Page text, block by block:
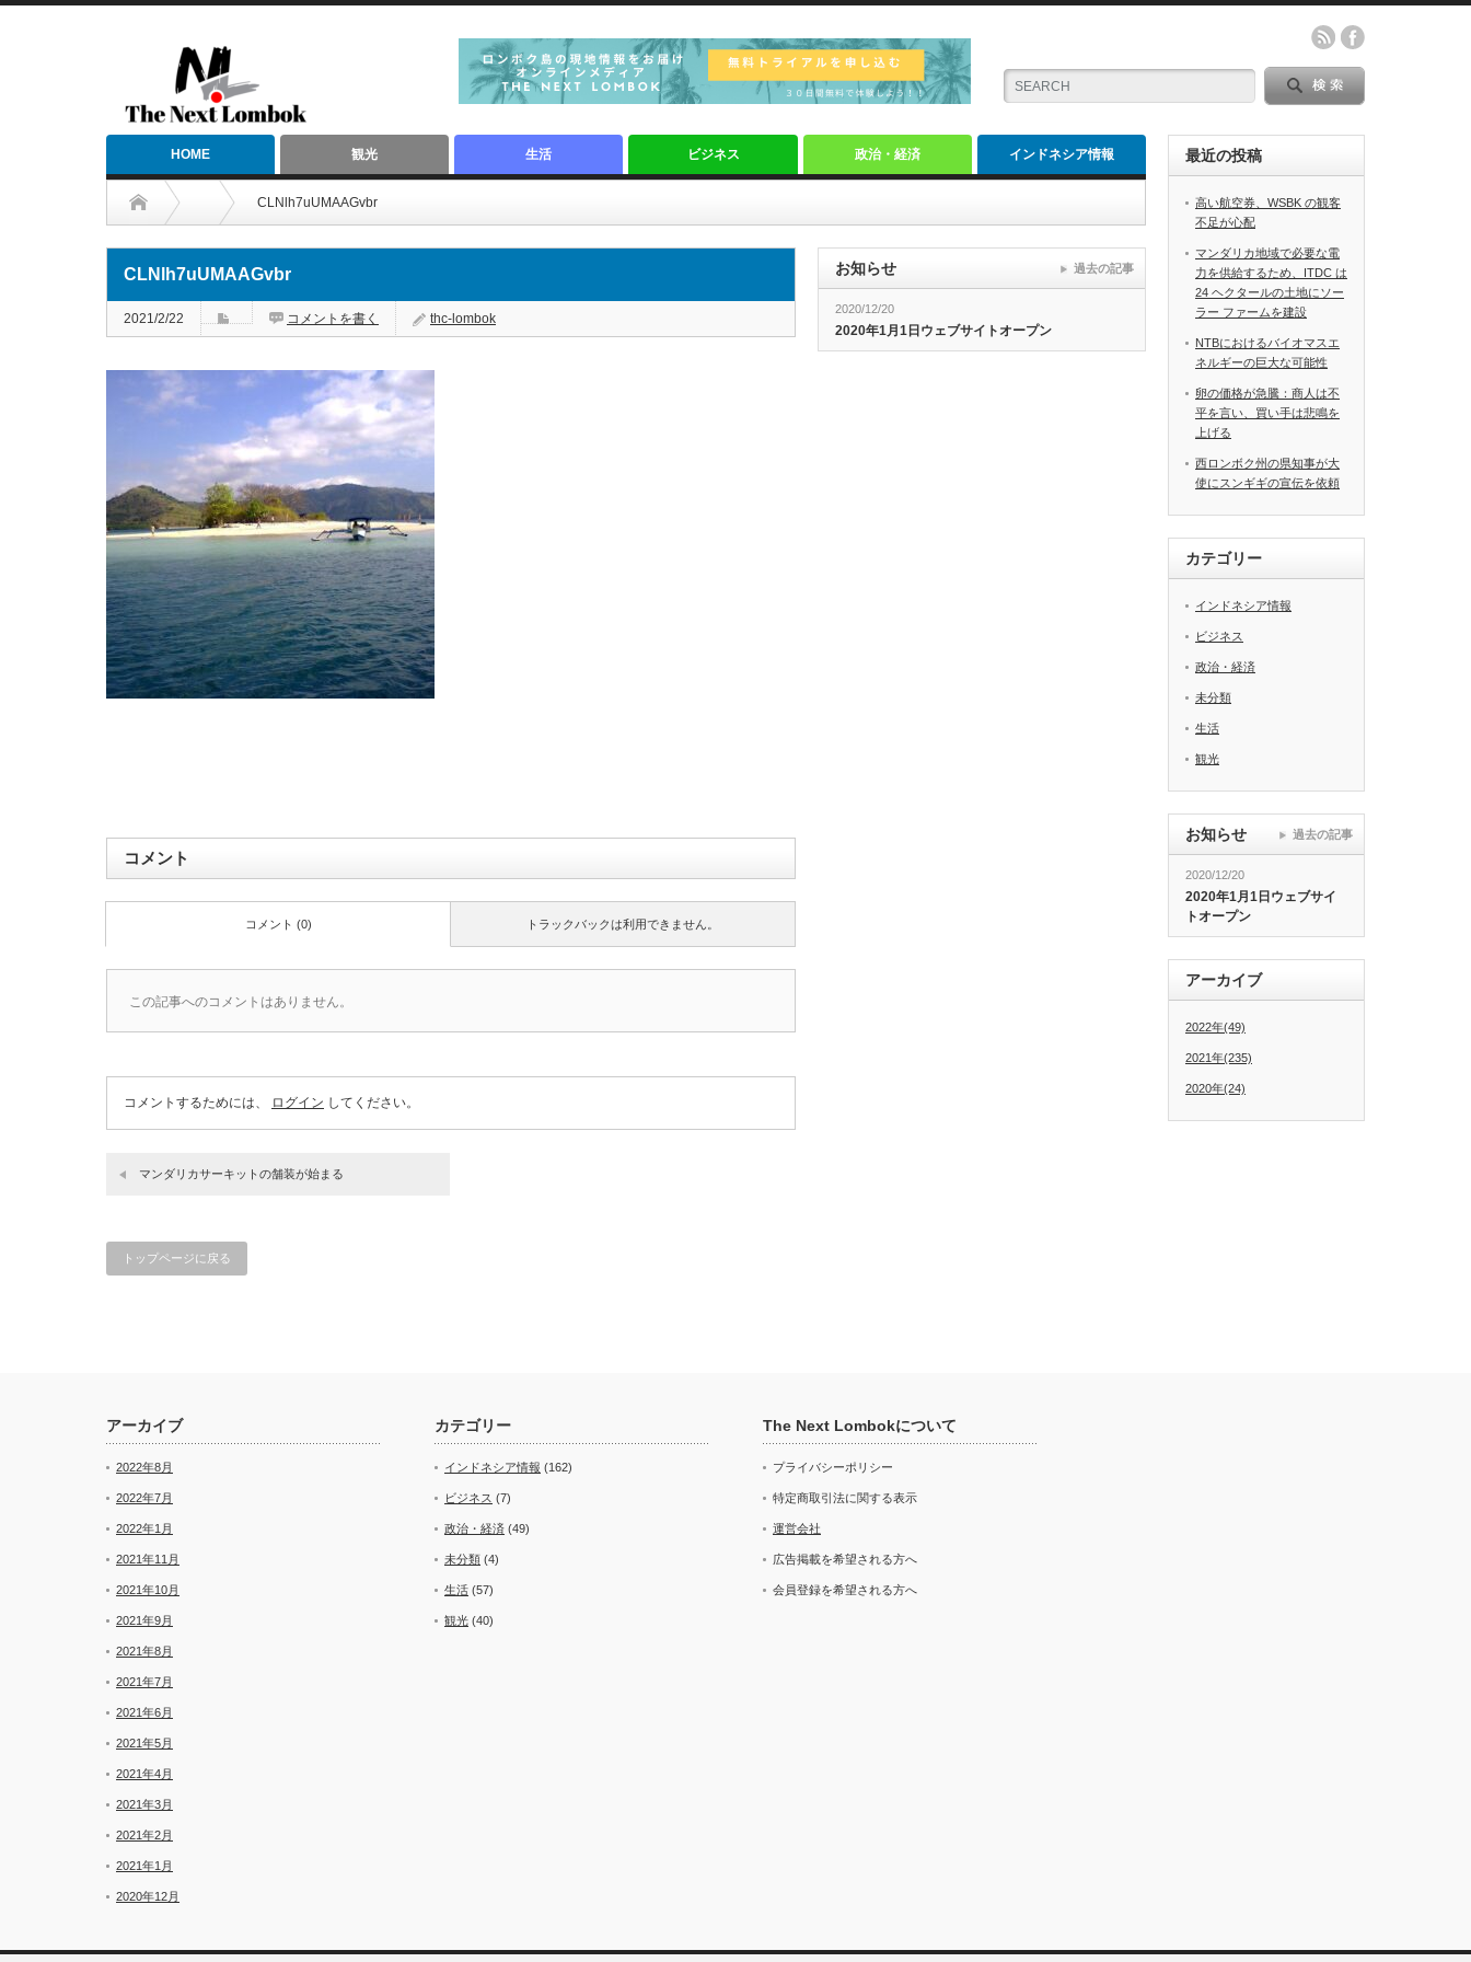
HOME 観光 生活 ビジネス 政治・経済 インドネシア情報
CLNlh7uUMAAGvbr
CLNlh7uUMAAGvbr
2021/2/22 コメントを書く thc-lombok
コメント
トラックバックは利用できません。
コメント (0)
この記事へのコメントはありません。
コメントするためには、 ログイン してください。
マンダリカサーキットの舗装が始まる
トップページに戻る
お知らせ
2020/12/20
2020年1月1日ウェブサイトオープン
過去の記事
最近の投稿
高い航空券、WSBK の観客
不足が心配
マンダリカ地域で必要な電
力を供給するため、ITDC は
24 ヘクタールの土地にソー
ラー ファームを建設
NTBにおけるバイオマスエ
ネルギーの巨大な可能性
卵の価格が急騰：商人は不
平を言い、買い手は悲鳴を
上げる
西ロンボク州の県知事が大
使にスンギギの宣伝を依頼
カテゴリー
インドネシア情報
ビジネス
政治・経済
未分類
生活
観光
お知らせ
2020/12/20
2020年1月1日ウェブサイ
トオープン
過去の記事
アーカイブ
2022年(49)
2021年(235)
2020年(24)
アーカイブ
2022年8月
2022年7月
2022年1月
2021年11月
2021年10月
2021年9月
2021年8月
2021年7月
2021年6月
2021年5月
2021年4月
2021年3月
2021年2月
2021年1月
2020年12月
カテゴリー
インドネシア情報 (162)
ビジネス (7)
政治・経済 (49)
未分類 (4)
生活 (57)
観光 (40)
The Next Lombokについて
プライバシーポリシー
特定商取引法に関する表示
運営会社
広告掲載を希望される方へ
会員登録を希望される方へ